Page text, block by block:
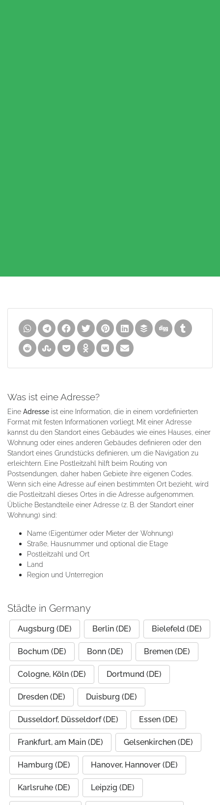
Was ist eine Adresse?
Eine Adresse ist eine Information, die in einem vordefinierten
Format mit festen Informationen vorliegt. Mit einer Adresse
kannst du den Standort eines Gebäudes wie eines Hauses, einer
Wohnung oder eines anderen Gebäudes definieren oder den
Standort eines Grundstücks definieren, um die Navigation zu
erleichtern. Eine Postleitzahl hilft beim Routing von
Postsendungen, daher haben Gebiete ihre eigenen Codes.
Wenn sich eine Adresse auf einen bestimmten Ort bezieht, wird
die Postleitzahl dieses Ortes in die Adresse aufgenommen.
Übliche Bestandteile einer Adresse (z. B. der Standort einer
Wohnung) sind:
Name (Eigentümer oder Mieter der Wohnung)
Straße, Hausnummer und optional die Etage
Postleitzahl und Ort
Land
Region und Unterregion
Städte in Germany
Augsburg (DE) Berlin (DE) Bielefeld (DE)
Bochum (DE) Bonn (DE) Bremen (DE)
Cologne, Köln (DE) Dortmund (DE)
Dresden (DE) Duisburg (DE)
Dusseldorf, Düsseldorf (DE) Essen (DE)
Frankfurt, am Main (DE) Gelsenkirchen (DE)
Hamburg (DE) Hanover, Hannover (DE)
Karlsruhe (DE) Leipzig (DE)